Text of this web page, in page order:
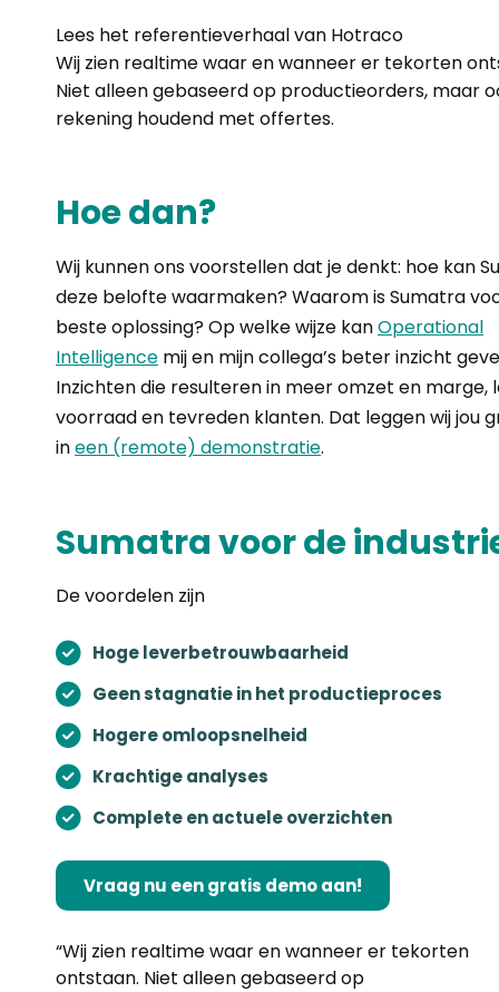
Lees het referentieverhaal van Hotraco
Wij zien realtime waar en wanneer er tekorten
Niet alleen gebaseerd op productieorders, maar
rekening houdend met offertes.
Hoe dan?
Wij kunnen ons voorstellen dat je denkt: hoe kan
deze belofte waarmaken? Waarom is Sumatra
beste oplossing? Op welke wijze kanOperational
Intelligence mij en mijn collega’s beter inzicht
Inzichten die resulteren in meer omzet en marge,
voorraad en tevreden klanten. Dat leggen wij jou
ineen (remote) demonstratie.
Sumatra voor de
De voordelen zijn
Hoge leverbetrouwbaarheid
Geen stagnatie in het productieproces
Hogere omloopsnelheid
Krachtige analyses
Complete en actuele overzichten
Vraag nu een gratis demo aan!
“Wij zien realtime waar en wanneer er tekorten
ontstaan. Niet alleen gebaseerd op